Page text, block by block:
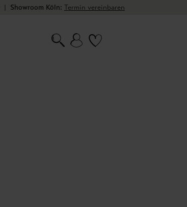
| Showroom Köln: Termin vereinbaren